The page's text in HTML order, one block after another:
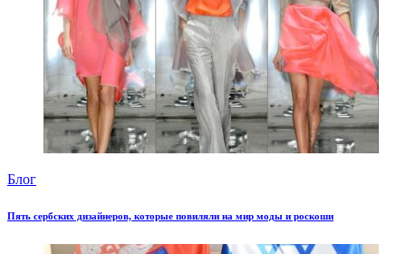
Блог
Пять сербских дизайнеров, которые повиляли на мир моды и роскоши